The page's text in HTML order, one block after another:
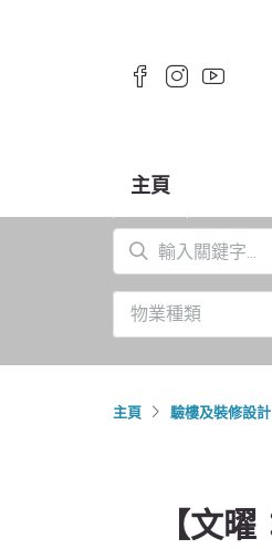
主頁
物業種類
主頁 驗樓及裝修設計
【文